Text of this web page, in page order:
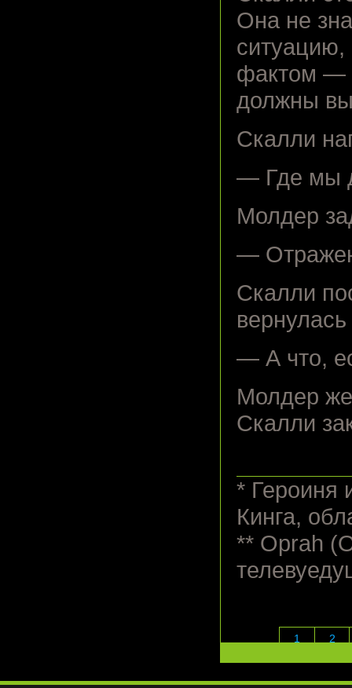
Она не
ситуацию,
фактом —
должны
Скалли
— Где мы
Молдер
—
Скалли
— А что,
Молдер
Скалли
* Героиня
Кинга,
** Oprah
1 2